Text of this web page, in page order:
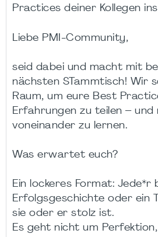
Practices deiner Kollegen
Liebe PMI-Community,
seid dabei und macht mit
nächsten STammtisch! Wir
Raum, um eure Best
Erfahrungen zu teilen – und
voneinander zu lernen.
Was erwartet euch?
Ein lockeres Format: Jede*r
Erfolgsgeschichte oder ein
sie oder er stolz ist.
Es geht nicht um